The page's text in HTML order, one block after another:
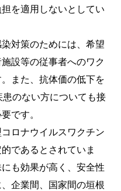
を適用しないとしてい
対策のためには、希望
設等の従事者へのワク
また、抗体価の低下を
のない方についても接
です。
ロナウイルスワクチン
であるとされていま
も効果が高く、安全性
企業間、国家間の垣根